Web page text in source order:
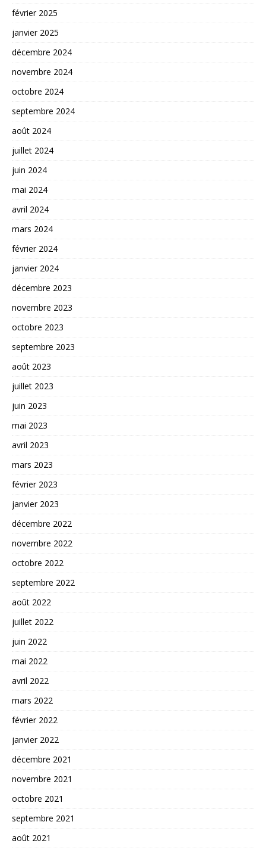
février 2025
janvier 2025
décembre 2024
novembre 2024
octobre 2024
septembre 2024
août 2024
juillet 2024
juin 2024
mai 2024
avril 2024
mars 2024
février 2024
janvier 2024
décembre 2023
novembre 2023
octobre 2023
septembre 2023
août 2023
juillet 2023
juin 2023
mai 2023
avril 2023
mars 2023
février 2023
janvier 2023
décembre 2022
novembre 2022
octobre 2022
septembre 2022
août 2022
juillet 2022
juin 2022
mai 2022
avril 2022
mars 2022
février 2022
janvier 2022
décembre 2021
novembre 2021
octobre 2021
septembre 2021
août 2021